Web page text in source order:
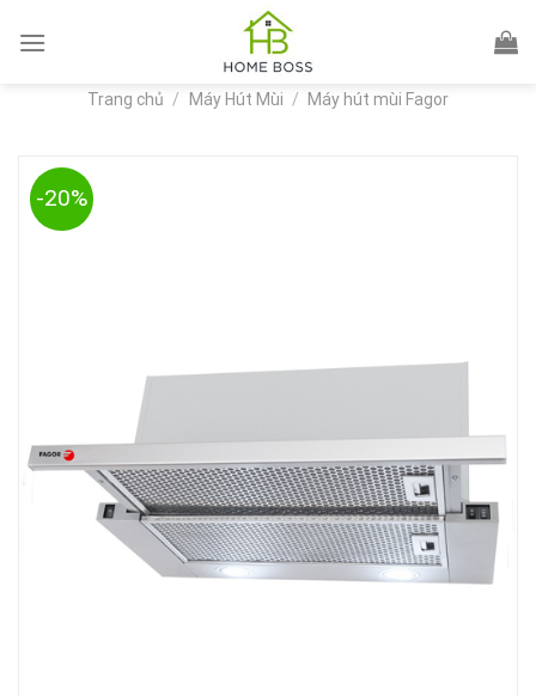
Trang chủ / Máy Hút Mùi / Máy hút mùi Fagor
-20%